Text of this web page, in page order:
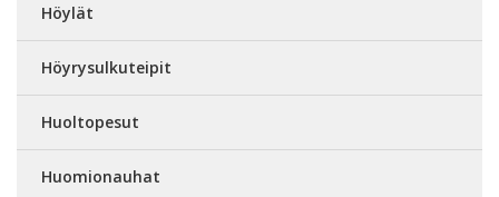
Höylät
Höyrysulkuteipit
Huoltopesut
Huomionauhat